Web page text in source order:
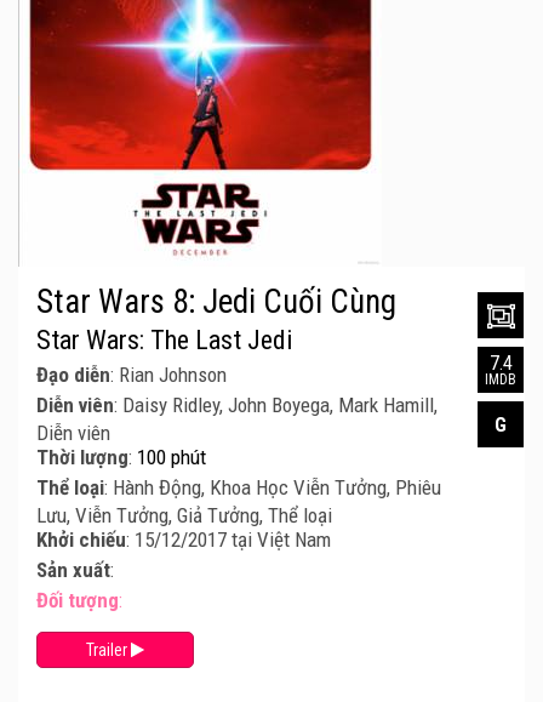
Star Wars 8: Jedi Cuối Cùng
Star Wars: The Last Jedi
Đạo diễn: Rian Johnson
Diễn viên: Daisy Ridley, John Boyega, Mark Hamill,
Diễn viên
Thời lượng: 100 phút
Thể loại: Hành Động, Khoa Học Viễn Tưởng, Phiêu
Lưu, Viễn Tưởng, Giả Tưởng, Thể loại
Khởi chiếu: 15/12/2017 tại Việt Nam
Sản xuất:
Đối tượng:
Trailer
7.4
IMDB
G